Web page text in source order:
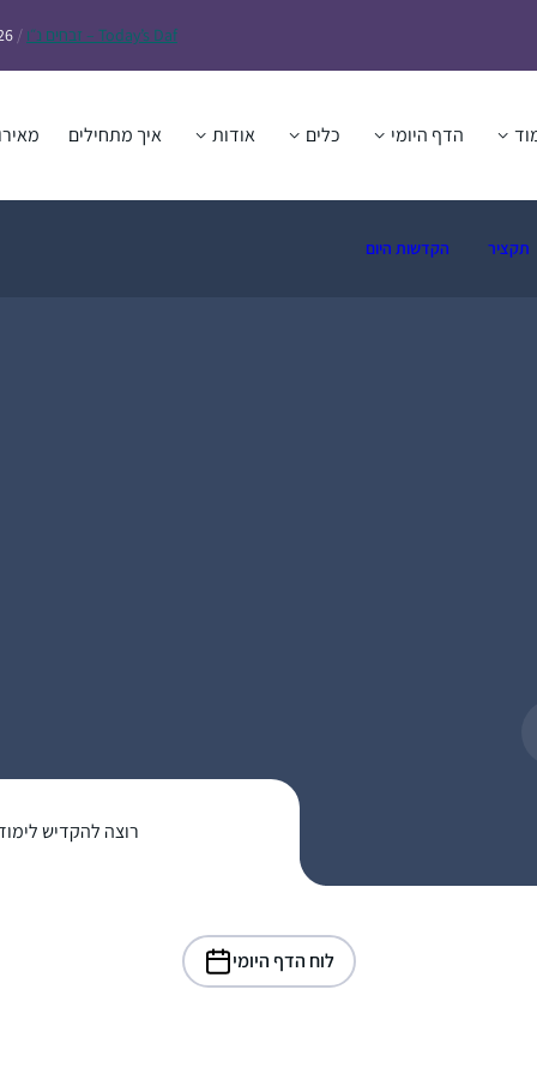
Today’s Daf – זבחים נ״ו /
הדף היומי כלים אודות איך מתחילים
תקציר הקדשות היום
רוצה להקדיש
לוח הדף היומי